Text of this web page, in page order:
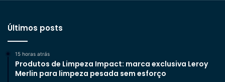
Últimos posts
15 horas atrás
Produtos de Limpeza Impact: marca exclusiva Leroy
Merlin para limpeza pesada sem esforço